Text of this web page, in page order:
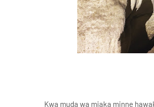
Kwa muda wa miaka minne